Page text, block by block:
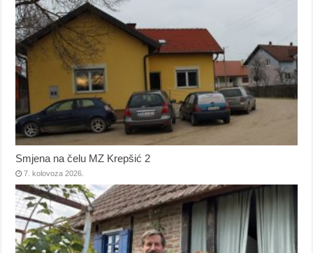
Smjena na čelu MZ Krepšić 2
7. kolovoza 2026.